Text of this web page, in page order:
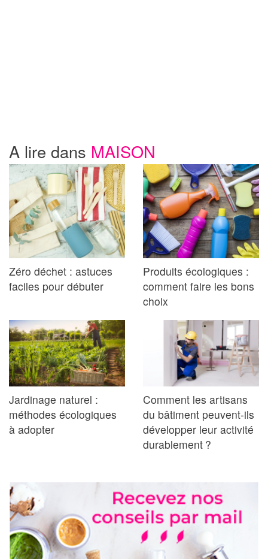
A lire dans MAISON
Zéro déchet : astuces
faciles pour débuter
Produits écologiques :
comment faire les bons
choix
Jardinage naturel :
méthodes écologiques
à adopter
Comment les artisans
du bâtiment peuvent-ils
développer leur activité
durablement ?